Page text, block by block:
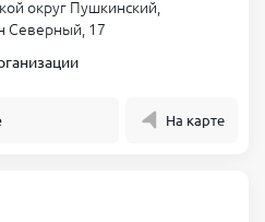
округ Пушкинский,
Северный, 17
На карте